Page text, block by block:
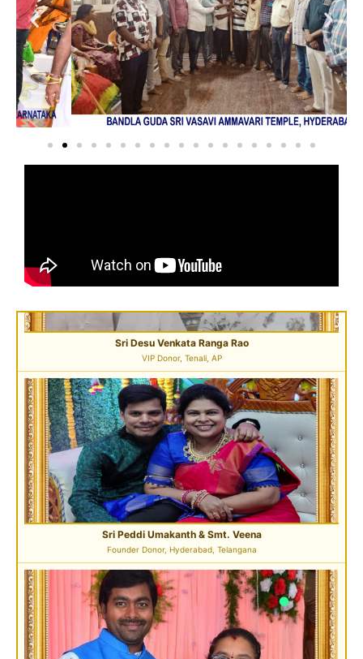
Sri Perla Satyanarayana
Founder Donor, USA
Sri Peddi Umakanth & Smt. Veena
Founder Donor, Hyderabad, Telangana
Sri Pavan Gupta
VIP Donor & TG State President, Hyderabad